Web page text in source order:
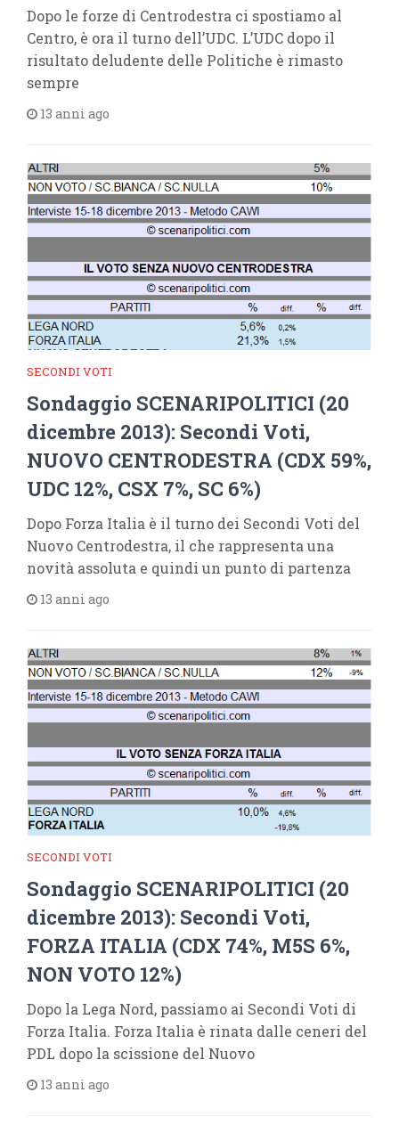
Dopo le forze di Centrodestra ci spostiamo al
Centro, è ora il turno dell’UDC. L’UDC dopo il
risultato deludente delle Politiche è rimasto
sempre
13 anni ago
SECONDI VOTI
Sondaggio SCENARIPOLITICI (20
dicembre 2013): Secondi Voti,
NUOVO CENTRODESTRA (CDX 59%,
UDC 12%, CSX 7%, SC 6%)
Dopo Forza Italia è il turno dei Secondi Voti del
Nuovo Centrodestra, il che rappresenta una
novità assoluta e quindi un punto di partenza
13 anni ago
SECONDI VOTI
Sondaggio SCENARIPOLITICI (20
dicembre 2013): Secondi Voti,
FORZA ITALIA (CDX 74%, M5S 6%,
NON VOTO 12%)
Dopo la Lega Nord, passiamo ai Secondi Voti di
Forza Italia. Forza Italia è rinata dalle ceneri del
PDL dopo la scissione del Nuovo
13 anni ago